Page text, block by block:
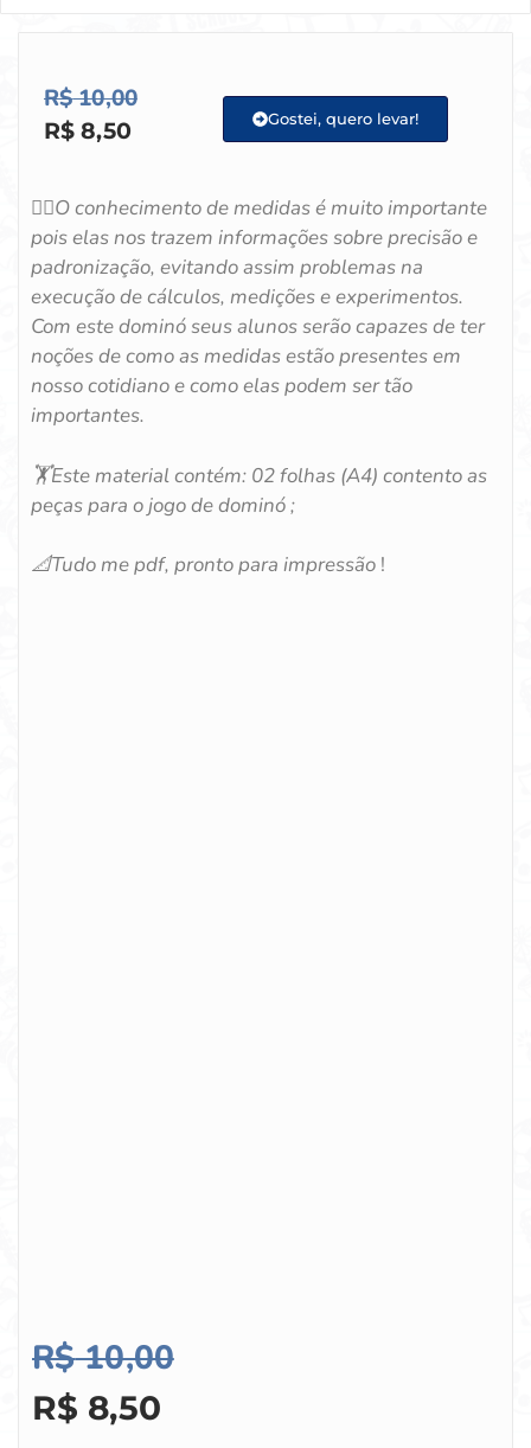
R$10,00
R$ 8,50 Gostei, quero levar!
🏃‍♂️O conhecimento de medidas é muito importante
pois elas nos trazem informações sobre precisão e
padronização, evitando assim problemas na
execução de cálculos, medições e experimentos.
Com este dominó seus alunos serão capazes de ter
noções de como as medidas estão presentes em
nosso cotidiano e como elas podem ser tão
importantes.
🏋️Este material contém: 02 folhas (A4) contento as
peças para o jogo de dominó ;
📐Tudo me pdf, pronto para impressão !
R$10,00
R$ 8,50